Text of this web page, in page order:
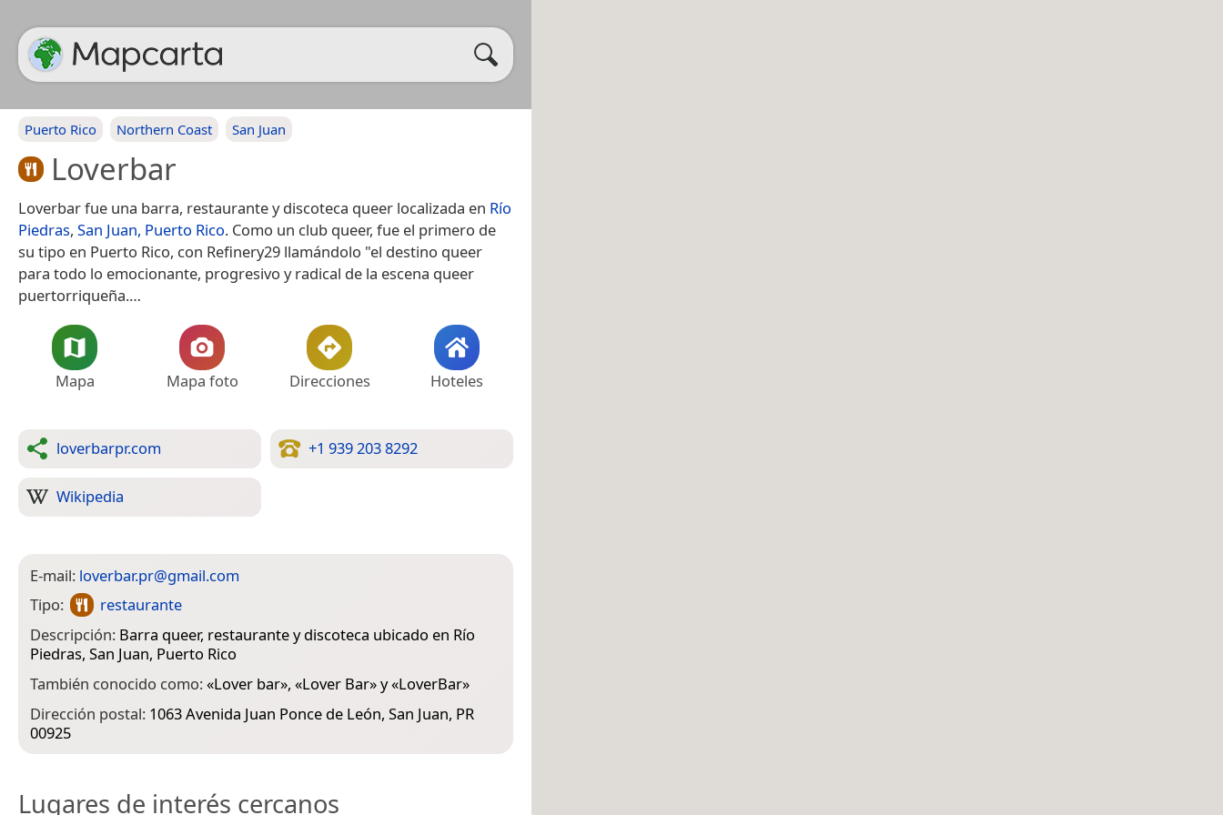
Puerto Rico Northern Coast San Juan
Loverbar
Loverbar fue una barra, restaurante y discoteca queer localizada en Río
Piedras, San Juan, Puerto Rico.​ Como un club queer, fue el primero de
su tipo en Puerto Rico,​​ con Refinery29 llamándolo "el destino queer
para todo lo emocionante, progresivo y radical de la escena queer
puertorriqueña.​…
Mapa Mapa foto Direcciones Hoteles
loverbarpr.com +1 939 203 8292
Wikipedia
E-mail: loverbar.pr@gmail.com
Tipo:
restaurante
Descripción: Barra queer, restaurante y discoteca ubicado en Río
Piedras, San Juan, Puerto Rico
También conocido como:«Lover bar», «Lover Bar» y «LoverBar»
Dirección postal: 1063 Avenida Juan Ponce de León, San Juan, PR
00925
Lugares de interés cercanos